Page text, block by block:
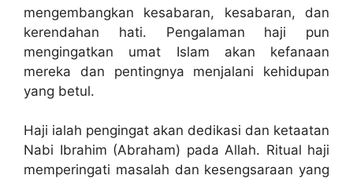
mengembangkan kesabaran, kesabaran, dan
kerendahan hati. Pengalaman haji pun
mengingatkan umat Islam akan kefanaan
mereka dan pentingnya menjalani kehidupan
yang betul.
Haji ialah pengingat akan dedikasi dan ketaatan
Nabi Ibrahim (Abraham) pada Allah. Ritual haji
memperingati masalah dan kesengsaraan yang